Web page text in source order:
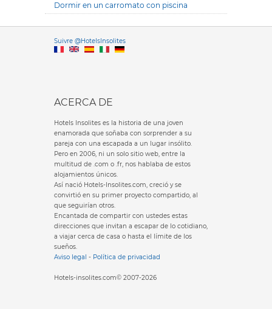
Dormir en un carromato con piscina
Suivre @HotelsInsolitesVersione
ACERCA DE
Hotels Insolites es la historia de una joven
enamorada que soñaba con sorprender a su
pareja con una escapada a un lugar insólito.
Pero en 2006, ni un solo sitio web, entre la
multitud de .com o .fr, nos hablaba de estos
alojamientos únicos.
Así nació Hotels-Insolites.com, creció y se
convirtió en su primer proyecto compartido, al
que seguirían otros.
Encantada de compartir con ustedes estas
direcciones que invitan a escapar de lo cotidiano,
a viajar cerca de casa o hasta el límite de los
sueños.
Aviso legal - Política de privacidad
Hotels-insolites.com© 2007-2026